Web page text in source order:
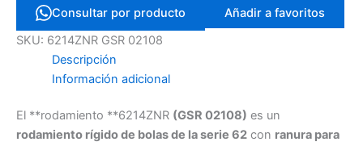
Consultar por producto
Añadir a favoritos
SKU: 6214ZNR GSR 02108
Descripción
Información adicional
El **rodamiento **6214ZNR (GSR 02108) es un
rodamiento rígido de bolas de la serie 62 con ranura para